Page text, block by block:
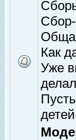
Как
Уже